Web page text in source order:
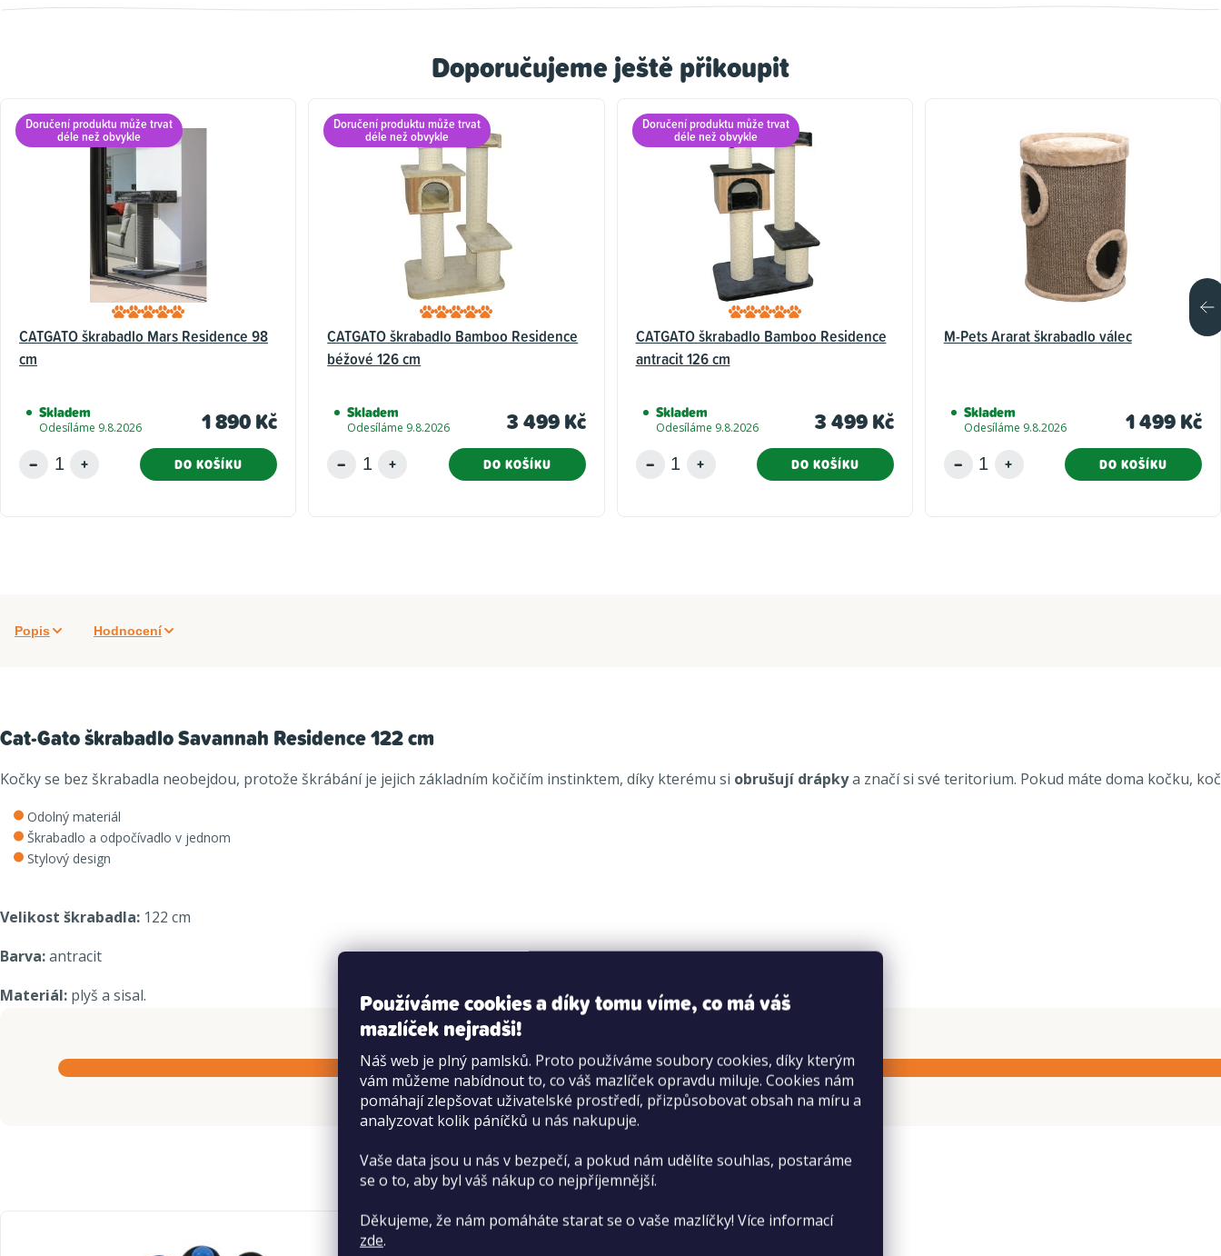
Používáme cookies a díky tomu víme, co má váš
mazlíček nejradši!
Náš web je plný pamlsků. Proto používáme soubory cookies, díky kterým
vám můžeme nabídnout to, co váš mazlíček opravdu miluje. Cookies nám
pomáhají zlepšovat uživatelské prostředí, přizpůsobovat obsah na míru a
analyzovat kolik páníčků u nás nakupuje.
Vaše data jsou u nás v bezpečí, a pokud nám udělíte souhlas, postaráme
se o to, aby byl váš nákup co nejpříjemnější.
Děkujeme, že nám pomáháte starat se o vaše mazlíčky! Více informací
zde.
Doporučujeme ještě přikoupit
Doručení produktu může trvat
déle než obvykle
CATGATO škrabadlo Mars Residence 98
cm
Skladem
Odesíláme 9.8.2026 1 890 Kč
DO KOŠÍKU
Doručení produktu může trvat
déle než obvykle
CATGATO škrabadlo Bamboo Residence
béžové 126 cm
Skladem
Odesíláme 9.8.2026 3 499 Kč
DO KOŠÍKU
Doručení produktu může trvat
déle než obvykle
CATGATO škrabadlo Bamboo Residence
antracit 126 cm
Skladem
Odesíláme 9.8.2026 3 499 Kč
DO KOŠÍKU
M-Pets Ararat škrabadlo válec
Skladem
Odesíláme 9.8.2026 1 499 Kč
DO KOŠÍKU
Popis Hodnocení
Cat-Gato škrabadlo Savannah Residence 122 cm
Kočky se bez škrabadla neobejdou, protože škrábání je jejich základním kočičím instinktem, díky kterému si obrušují drápkya značí si své teritorium. Pokud máte doma kočku,
Odolný materiál
Škrabadlo a odpočívadlo v jednom
Stylový design
Velikost škrabadla: 122 cm
Barva:antracit
Materiál: plyš a sisal.